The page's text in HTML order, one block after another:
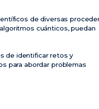
de diversas
cuánticos, puedan
de identificar retos y
para abordar problemas